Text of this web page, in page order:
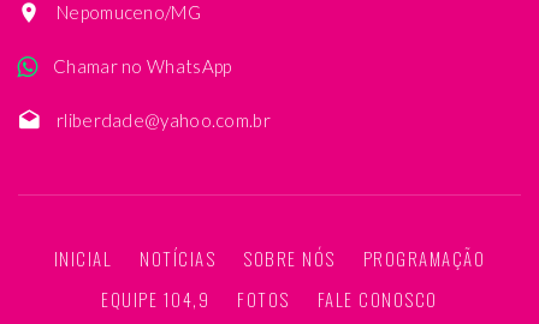
Nepomuceno/MG
Chamar no WhatsApp
rliberdade@yahoo.com.br
INICIAL NOTÍCIAS SOBRE NÓS
PROGRAMAÇÃO
EQUIPE 104,9
FOTOS FALE CONOSCO